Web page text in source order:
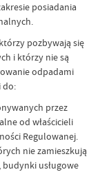
posiadania
pozbywają się
i którzy nie są
odpadami
do:
przez
od właścicieli
Regulowanej.
nie zamieszkują
usługowe